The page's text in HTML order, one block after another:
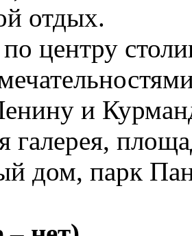
отдых.
центру
и
галерея,
дом, парк